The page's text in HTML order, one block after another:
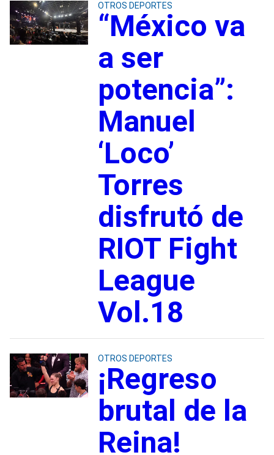
OTROS DEPORTES
“México va
a ser
potencia”:
Manuel
‘Loco’
Torres
disfrutó de
RIOT Fight
League
Vol.18
OTROS DEPORTES
¡Regreso
brutal de la
Reina!